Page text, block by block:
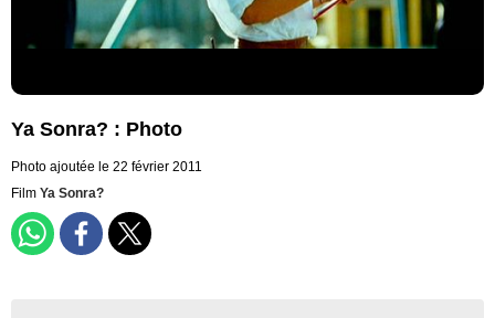
Ya Sonra? : Photo
Photo ajoutée le 22 février 2011
Film Ya Sonra?